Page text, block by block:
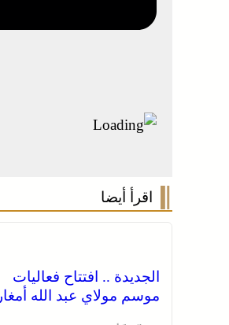
اقرأ أيضا
الجديدة .. افتتاح فعاليات
موسم مولاي عبد الله أمغار